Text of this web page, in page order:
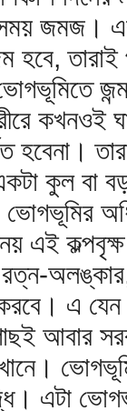
জমজ।
হবে, তারাই
কখনওই
হবেনা।
কুল বা
ভোগভূমির
এই
এ
আবার
এটা